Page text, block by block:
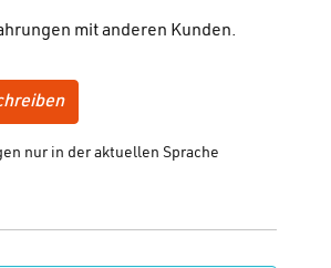
mit anderen Kunden.
nur in der aktuellen Sprache